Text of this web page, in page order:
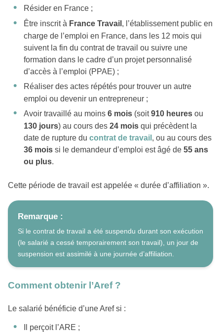
Résider en France ;
Être inscrit à France Travail , l’établissement public en
charge de l’emploi en France, dans les 12 mois qui
suivent la fin du contrat de travail ou suivre une
formation dans le cadre d’un projet personnalisé
d’accès à l’emploi (PPAE) ;
Réaliser des actes répétés pour trouver un autre
emploi ou devenir un entrepreneur ;
Avoir travaillé au moins 6 mois (soit910 heures ou
130 jours) au cours des 24 mois qui précèdent la
date de rupture du contrat de travail , ou au cours des
36 mois si le demandeur d’emploi est âgé de 55 ans
ou plus.
Cette période de travail est appelée « durée d’affiliation ».
Remarque :
Si le contrat de travail a été suspendu durant son exécution
(le salarié a cessé temporairement son travail), un jour de
suspension est assimilé à une journée d’affiliation.
Comment obtenir l’Aref ?
Le salarié bénéficie d’une Aref si :
Il perçoit l’ARE ;